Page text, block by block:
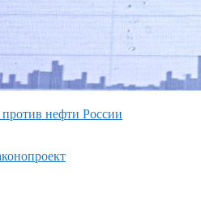
нефти России